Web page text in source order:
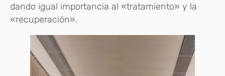
dando igual importancia al «tratamiento» y la
«recuperación».